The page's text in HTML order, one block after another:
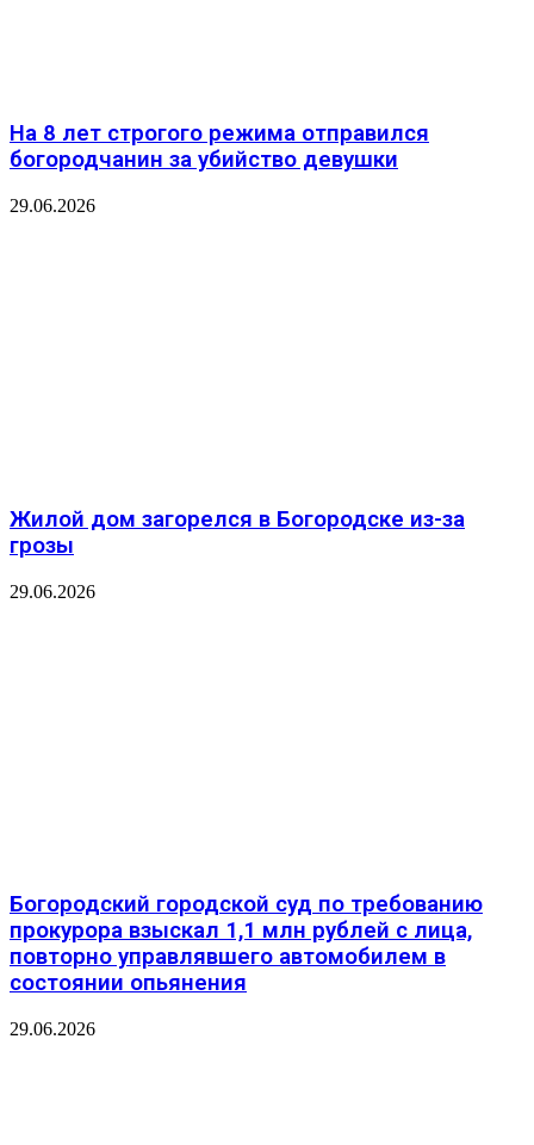
На 8 лет строгого режима отправился
богородчанин за убийство девушки
29.06.2026
Жилой дом загорелся в Богородске из-за
грозы
29.06.2026
️Богородский городской суд по требованию
прокурора взыскал 1,1 млн рублей с лица,
повторно управлявшего автомобилем в
состоянии опьянения
29.06.2026